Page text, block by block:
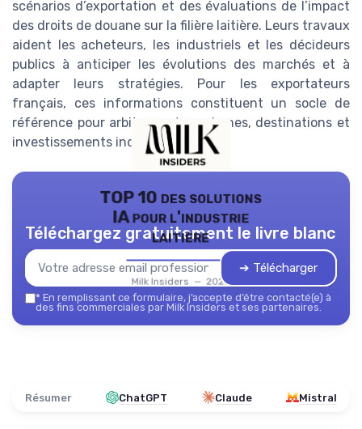
scénarios d’exportation et des évaluations de l’impact
des droits de douane sur la filière laitière. Leurs travaux
aident les acheteurs, les industriels et les décideurs
publics à anticiper les évolutions des marchés et à
adapter leurs stratégies. Pour les exportateurs
français, ces informations constituent un socle de
référence pour arbitrer entre volumes, destinations et
investissements industriels.
TOP 10 des solutions
IA pour l'industrie
laitière
Milk Insiders — 2026
Téléchargez gratuitement le livre blanc
➔ Télécharger
* En remplissant ce formulaire, j’accepte d’être contacté(e) à
des fins commerciales par Milk Insiders et ses partenaires.
Résumer ChatGPT Claude Mistral